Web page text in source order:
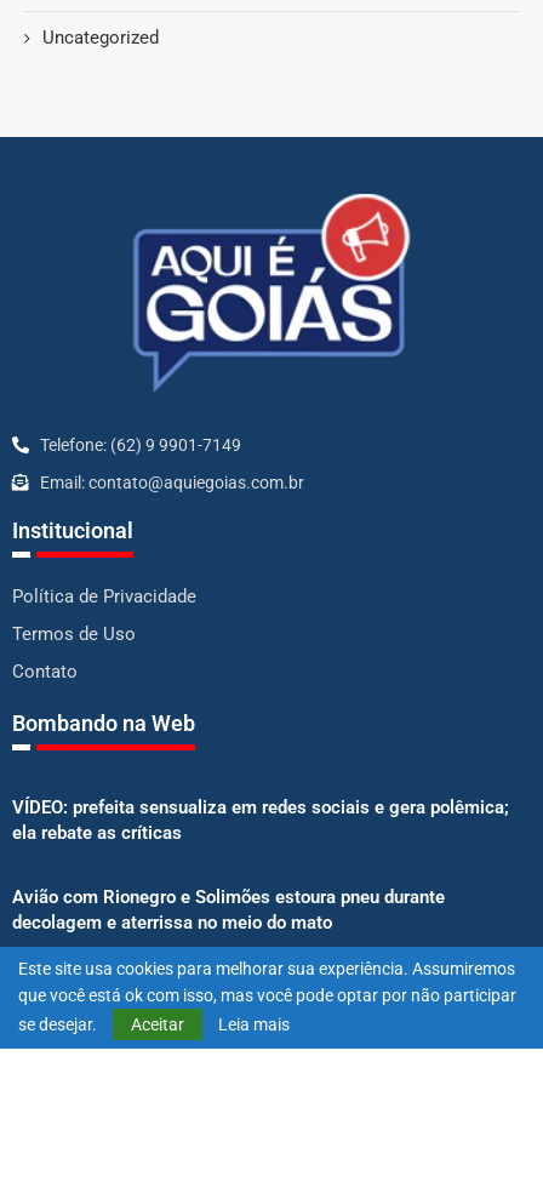
Uncategorized
Telefone: (62) 9 9901-7149
Email: contato@aquiegoias.com.br
Institucional
Política de Privacidade
Termos de Uso
Contato
Bombando na Web
VÍDEO: prefeita sensualiza em redes sociais e gera polêmica;
ela rebate as críticas
Avião com Rionegro e Solimões estoura pneu durante
decolagem e aterrissa no meio do mato
Senado aprova proibição de atletas e influenciadores em
anúncios de bets
Este site usa cookies para melhorar sua experiência. Assumiremos
que você está ok com isso, mas você pode optar por não participar
se desejar.
Aceitar Leia mais